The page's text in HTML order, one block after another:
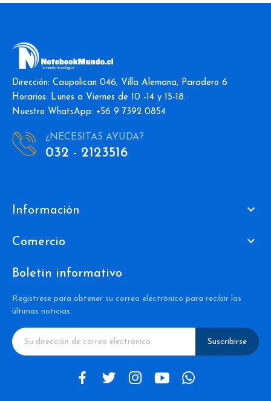
Dirección: Caupolican 046, Villa Alemana, Paradero 6
Horarios: Lunes a Viernes de 10 -14 y 15-18.
Nuestro WhatsApp: +56 9 7392 0854
¿NECESITAS AYUDA?
032 - 2123516
Información 
Comercio 
Boletin informativo
Regístrese para obtener su correo electrónico para recibir las
últimas noticias.
Suscribirse